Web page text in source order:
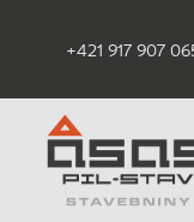
+421 917 907